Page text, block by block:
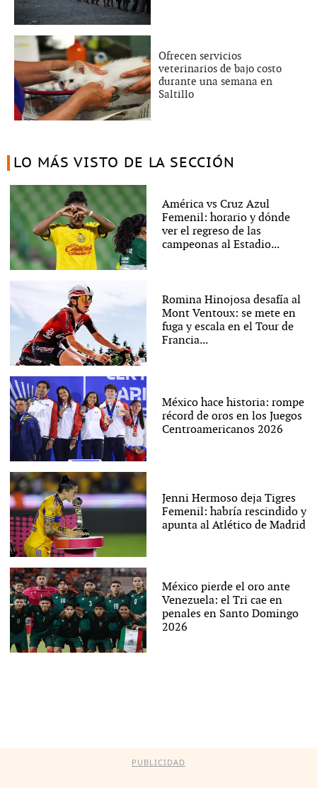
Ofrecen servicios
veterinarios de bajo costo
durante una semana en
Saltillo
LO MÁS VISTO DE LA SECCIÓN
América vs Cruz Azul
Femenil: horario y dónde
ver el regreso de las
campeonas al Estadio...
Romina Hinojosa desafía al
Mont Ventoux: se mete en
fuga y escala en el Tour de
Francia...
México hace historia: rompe
récord de oros en los Juegos
Centroamericanos 2026
Jenni Hermoso deja Tigres
Femenil: habría rescindido y
apunta al Atlético de Madrid
México pierde el oro ante
Venezuela: el Tri cae en
penales en Santo Domingo
2026
PUBLICIDAD